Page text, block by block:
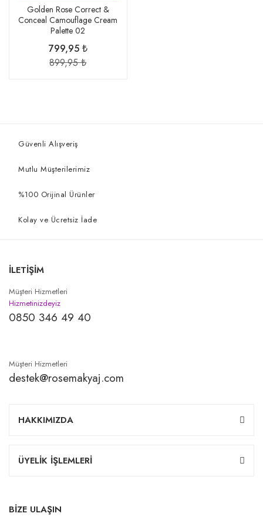
Golden Rose Correct &
Conceal Camouflage Cream
Palette 02
799,95 ₺
899,95 ₺
Güvenli Alışveriş
Mutlu Müşterilerimiz
%100 Orijinal Ürünler
Kolay ve Ücretsiz İade
İLETİŞİM
Müşteri Hizmetleri
Hizmetinizdeyiz
0850 346 49 40
Müşteri Hizmetleri
destek@rosemakyaj.com
HAKKIMIZDA
ÜYELİK İŞLEMLERİ
BİZE ULAŞIN